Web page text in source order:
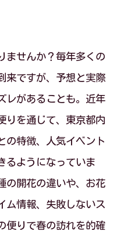
ませんか？毎年多くの
来ですが、予想と実際
レがあることも。近年
りを通じて、東京都内
の特徴、人気イベント
るようになっていま
の開花の違いや、お花
ム情報、失敗しないス
便りで春の訪れを的確